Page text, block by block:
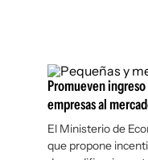
Promueven
empresas al
El Ministerio de
que propone